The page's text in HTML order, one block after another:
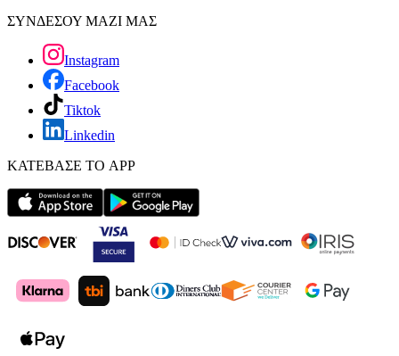
ΣΥΝΔΕΣΟΥ ΜΑΖΙ ΜΑΣ
Instagram
Facebook
Tiktok
Linkedin
ΚΑΤΕΒΑΣΕ ΤΟ APP